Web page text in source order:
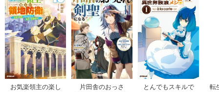
お気楽領主の楽し
片田舎のおっさ
とんでもスキルで
転